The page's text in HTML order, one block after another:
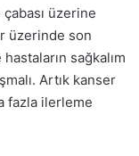
üzerine
üzerinde son
sağkalım
Artık kanser
fazla ilerleme